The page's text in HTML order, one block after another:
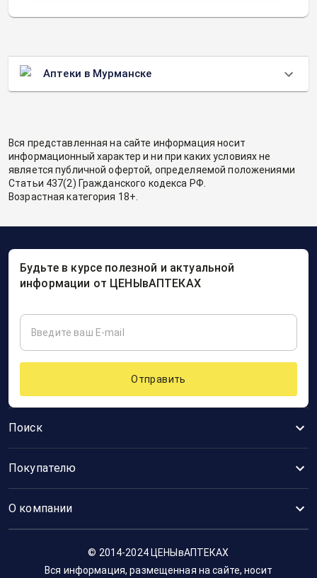
Аптеки в Мурманске
Вся представленная на сайте информация носит
информационный характер и ни при каких условиях не
является публичной офертой, определяемой положениями
Статьи 437(2) Гражданского кодекса РФ.
Возрастная категория 18+.
Поиск
Покупателю
О компании
Будьте в курсе полезной и актуальной
информации от ЦЕНЫвАПТЕКАХ
Отправить
© 2014-2024 ЦЕНЫвАПТЕКАХ
Вся информация, размещенная на сайте, носит